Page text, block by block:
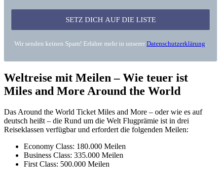
Wir senden keinen Spam! Erfahre mehr in unserer Datenschutzerklärung.
Weltreise mit Meilen – Wie teuer ist
Miles and More Around the World
Das Around the World Ticket Miles and More – oder wie es auf
deutsch heißt – die Rund um die Welt Flugprämie ist in drei
Reiseklassen verfügbar und erfordert die folgenden Meilen:
Economy Class: 180.000 Meilen
Business Class: 335.000 Meilen
First Class: 500.000 Meilen